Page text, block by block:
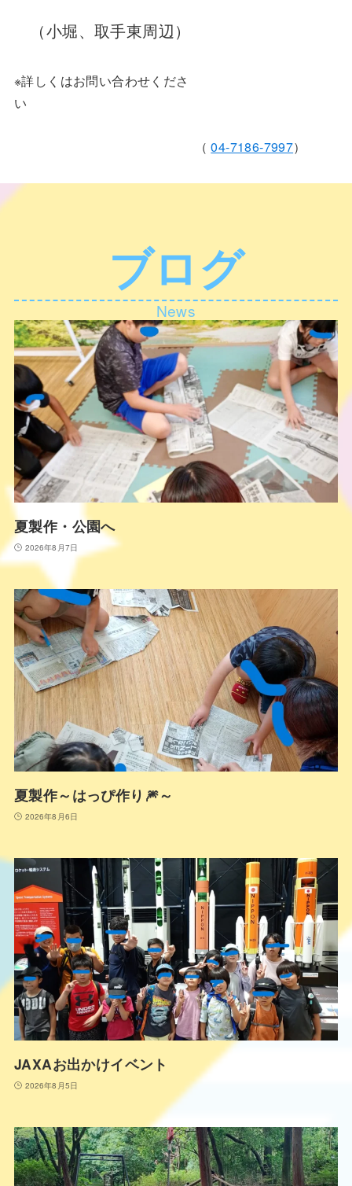
（小堀、取手東周辺）
※詳しくはお問い合わせくださ
い
（04‐7186‐7997）
ブログ
News
夏製作・公園へ
2026年8月7日
夏製作～はっぴ作り🎆～
2026年8月6日
JAXAお出かけイベント
2026年8月5日